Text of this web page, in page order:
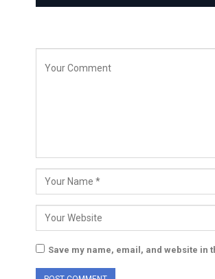
Save my name, email, and website in